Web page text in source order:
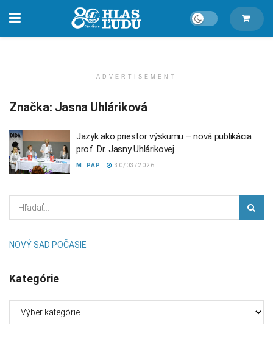
ADVERTISEMENT
Značka: Jasna Uhláriková
Jazyk ako priestor výskumu – nová publikácia
prof. Dr. Jasny Uhlárikovej
M. PAP 30/03/2026
NOVÝ SAD POČASIE
Kategórie